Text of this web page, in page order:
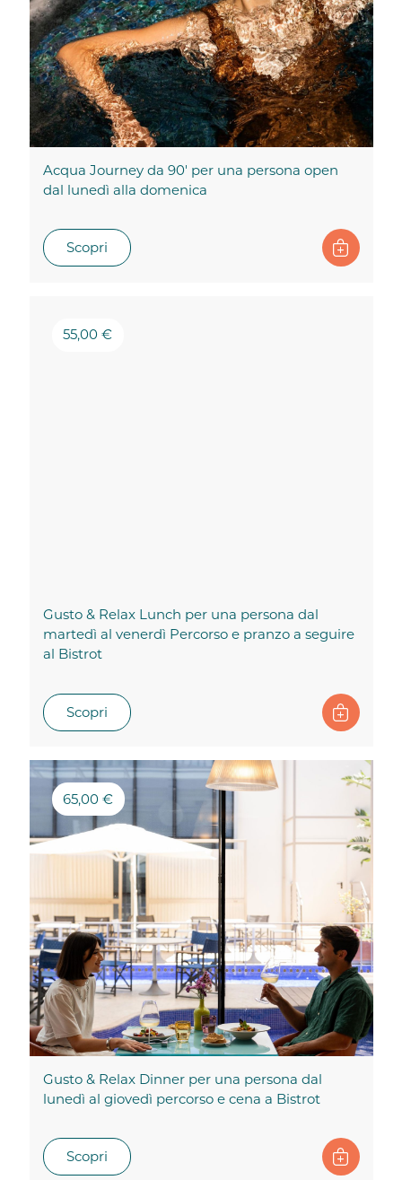
Acqua Journey da 90' per una persona open
dal lunedì alla domenica
Scopri
Gusto & Relax Lunch per una persona dal
martedì al venerdì Percorso e pranzo a seguire
al Bistrot
Scopri
55,00 €
Gusto & Relax Dinner per una persona dal
lunedì al giovedì percorso e cena a Bistrot
Scopri
65,00 €